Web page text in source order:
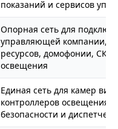
показаний и сервисов
Опорная сеть для
управляющей компании,
ресурсов, домофонии,
освещения
Единая сеть для камер
контроллеров освещения,
безопасности и